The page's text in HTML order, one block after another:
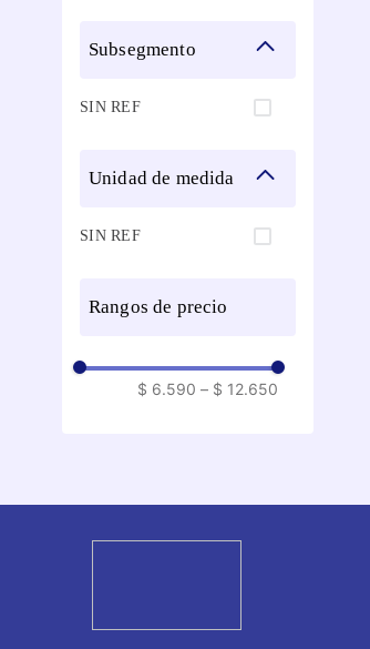
subsegmento
SIN REF
unidad de medida
SIN REF
rangos de precio
$ 6.590 – $ 12.650